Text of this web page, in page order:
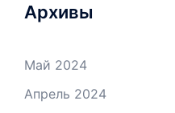
Архивы
Май 2024
Апрель 2024